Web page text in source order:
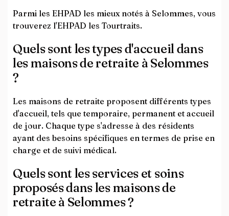
Parmi les EHPAD les mieux notés à Selommes, vous
trouverez l'EHPAD les Tourtraits.
Quels sont les types d'accueil dans
les maisons de retraite à Selommes
?
Les maisons de retraite proposent différents types
d'accueil, tels que temporaire, permanent et accueil
de jour. Chaque type s'adresse à des résidents
ayant des besoins spécifiques en termes de prise en
charge et de suivi médical.
Quels sont les services et soins
proposés dans les maisons de
retraite à Selommes ?